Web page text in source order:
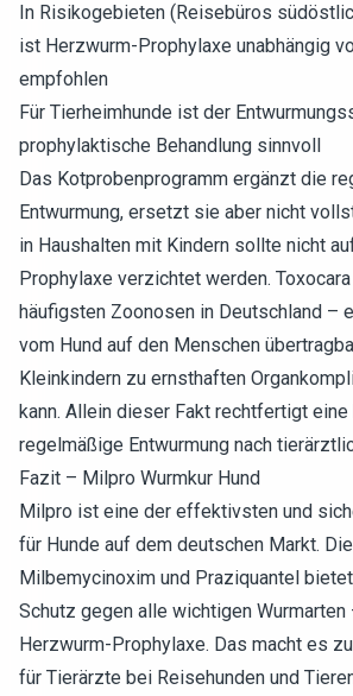
In Risikogebieten (Reisebüros
ist Herzwurm-Prophylaxe unabhängig
empfohlen
Für Tierheimhunde ist der
prophylaktische Behandlung sinnvoll
Das Kotprobenprogramm ergänzt die
Entwurmung, ersetzt sie aber nicht
in Haushalten mit Kindern sollte nicht
Prophylaxe verzichtet werden.
häufigsten Zoonosen in Deutschland –
vom Hund auf den Menschen
Kleinkindern zu ernsthaften
kann. Allein dieser Fakt rechtfertigt
regelmäßige Entwurmung nach
Fazit – Milpro Wurmkur Hund
Milpro ist eine der effektivsten und
für Hunde auf dem deutschen Markt.
Milbemycinoxim und Praziquantel
Schutz gegen alle wichtigen
Herzwurm-Prophylaxe. Das macht es
für Tierärzte bei Reisehunden und